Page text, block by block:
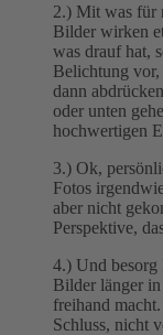
2.) Mit was für
Bilder wirken
was drauf hat,
Belichtung vor,
dann
oder unten
hochwertigen
3.) Ok,
Fotos
aber nicht
Perspektive,
4.) Und besorg
Bilder länger
freihand
Schluss, nicht